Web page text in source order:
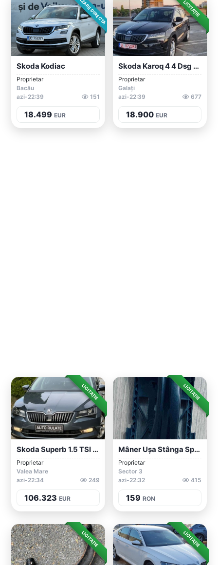
VÂNZARE DIRECTA
Skoda Kodiac
Proprietar
Bacău
azi-22:39
151
18.499 EUR
LICITAȚIE
Skoda Karoq 4 4 Dsg Full Led
Proprietar
Galați
azi-22:39
677
18.900 EUR
LICITAȚIE
Skoda Superb 1.5 TSI DSG
Proprietar
Valea Mare
azi-22:34
249
106.323 EUR
LICITAȚIE
Mâner Ușa Stânga Spate Skoda Octavia / S...
Proprietar
Sector 3
azi-22:32
415
159 RON
LICITAȚIE LICITAȚIE